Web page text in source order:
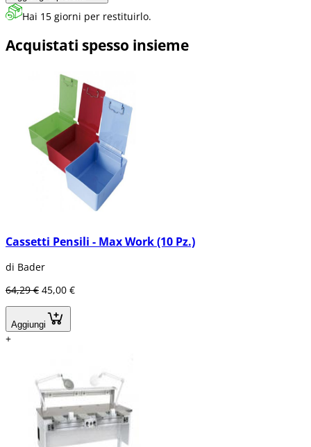
Hai 15 giorni per restituirlo.
Acquistati spesso insieme
Cassetti Pensili - Max Work (10 Pz.)
di Bader
64,29 € 45,00 €
Aggiungi
+